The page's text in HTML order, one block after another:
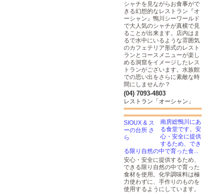
シャチを見ながらお食事がで
きる幻想的なレストラン『オ
ーシャン』鴨川シーワールド
で大人気のシャチが真横で見
ることが出来ます。店内はま
るで水中にいるような雰囲気
のカフェテリア形式のレスト
ランとコースメニューが楽し
める洞窟をイメージしたレス
トランがございます。水族館
での思い出をさらに素敵な時
間にしませんか？
(04) 7093-4803
レストラン「オーシャン」
南房総鴨川にあ
る食堂です。安
心・安全に提供
するため、でき
る限り自然の中で育った食...
安心・安全に提供するため、
できる限り自然の中で育った
食材を使用。化学調味料は極
力使わずに、手作りのものを
使用するようにしています。